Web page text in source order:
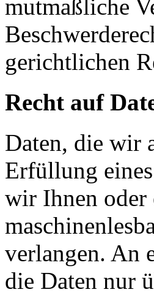
mutmaßliche
gerichtlichen
Recht auf
Daten, die wir
Erfüllung
wir Ihnen oder
verlangen. An
die Daten nur